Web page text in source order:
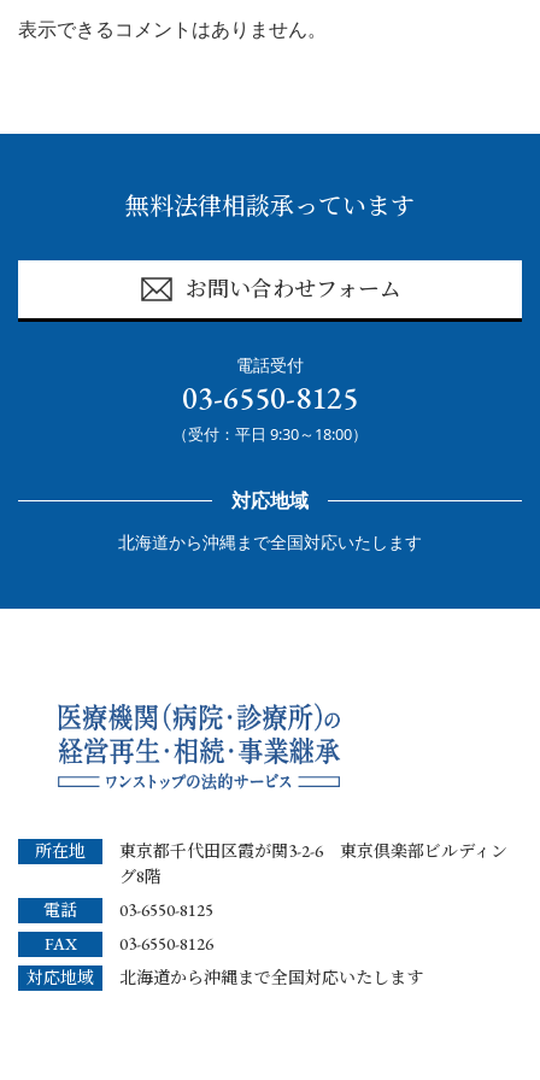
表示できるコメントはありません。
無料法律相談承っています
お問い合わせフォーム
電話受付
03-6550-8125
（受付：平日 9:30～18:00）
対応地域
北海道から沖縄まで全国対応いたします
所在地
東京都千代田区霞が関3-2-6 東京倶楽部ビルディン
グ8階
電話
03-6550-8125
FAX
03-6550-8126
対応地域
北海道から沖縄まで全国対応いたします